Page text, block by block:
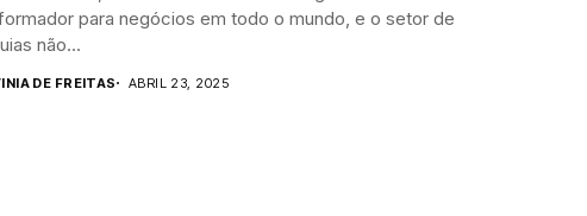
para negócios em todo o mundo, e o setor de
não...
DE FREITAS ABRIL 23, 2025